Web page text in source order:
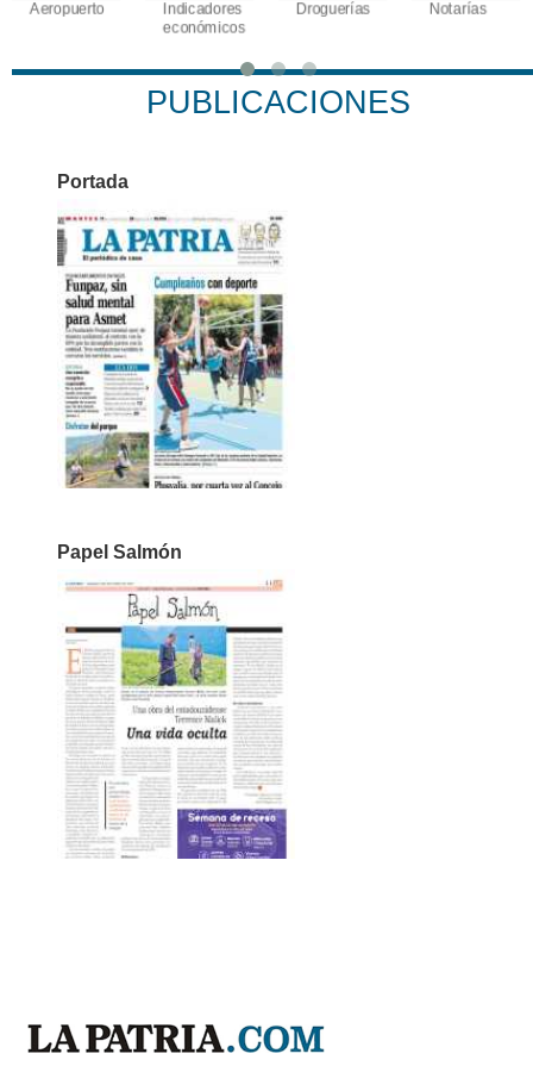
Aeropuerto
Indicadores
económicos
Droguerías Notarías
PUBLICACIONES
Portada
Papel Salmón